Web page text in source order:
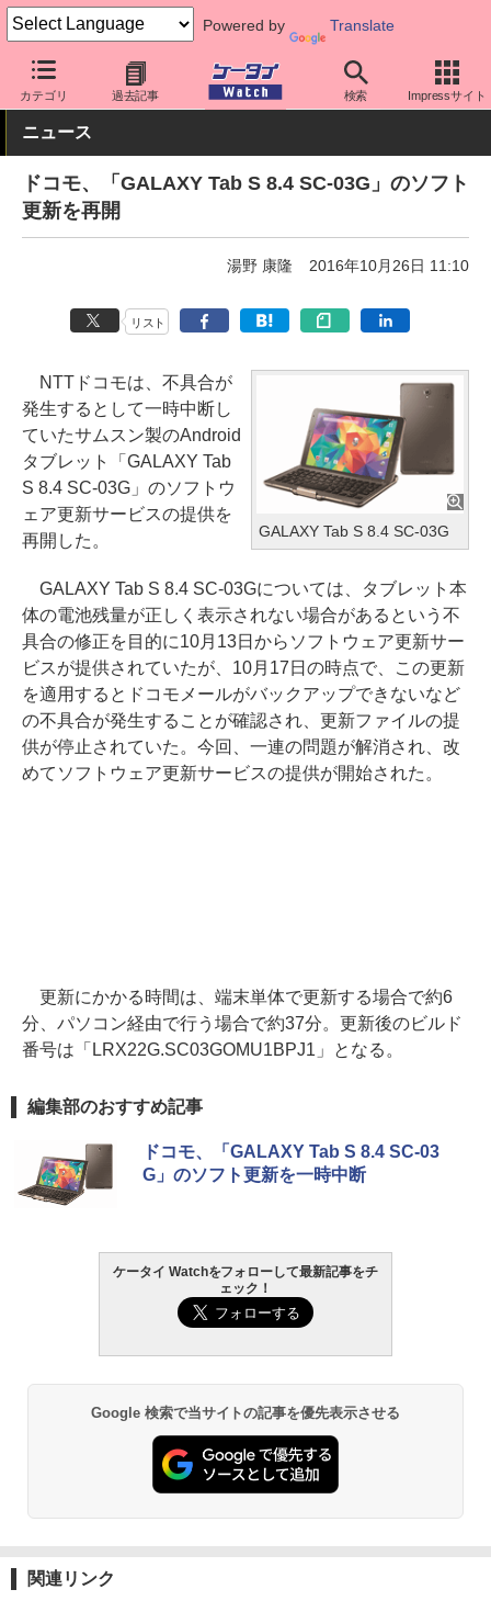
Powered by Translate
カテゴリ 過去記事 検索 Impressサイト
ケータイ Watch キャリア ドコモ ソフト更新
ニュース
ドコモ、「GALAXY Tab S 8.4 SC-03G」のソフト
更新を再開
湯野 康隆 2016年10月26日 11:10
リスト
GALAXY Tab S 8.4 SC-03G
NTTドコモは、不具合が
発生するとして一時中断し
ていたサムスン製のAndroid
タブレット「GALAXY Tab
S 8.4 SC-03G」のソフトウ
ェア更新サービスの提供を
再開した。
GALAXY Tab S 8.4 SC-03Gについては、タブレット本
体の電池残量が正しく表示されない場合があるという不
具合の修正を目的に10月13日からソフトウェア更新サー
ビスが提供されていたが、10月17日の時点で、この更新
を適用するとドコモメールがバックアップできないなど
の不具合が発生することが確認され、更新ファイルの提
供が停止されていた。今回、一連の問題が解消され、改
めてソフトウェア更新サービスの提供が開始された。
更新にかかる時間は、端末単体で更新する場合で約6
分、パソコン経由で行う場合で約37分。更新後のビルド
番号は「LRX22G.SC03GOMU1BPJ1」となる。
編集部のおすすめ記事
ドコモ、「GALAXY Tab S 8.4 SC-03
G」のソフト更新を一時中断
ケータイ Watchをフォローして最新記事をチ
ェック！
Google 検索で当サイトの記事を優先表示させる
関連リンク